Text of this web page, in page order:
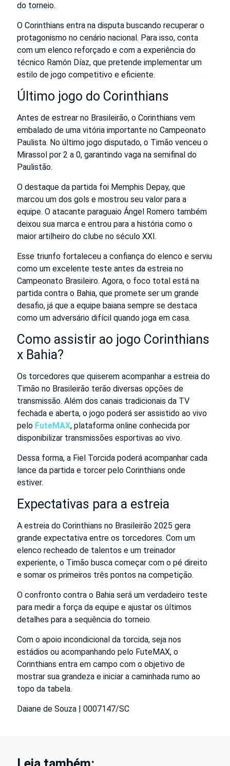
do torneio.
O Corinthians entra na disputa buscando recuperar o
protagonismo no cenário nacional. Para isso, conta
com um elenco reforçado e com a experiência do
técnico Ramón Díaz, que pretende implementar um
estilo de jogo competitivo e eficiente.
Último jogo do Corinthians
Antes de estrear no Brasileirão, o Corinthians vem
embalado de uma vitória importante no Campeonato
Paulista. No último jogo disputado, o Timão venceu o
Mirassol por 2 a 0, garantindo vaga na semifinal do
Paulistão.
O destaque da partida foi Memphis Depay, que
marcou um dos gols e mostrou seu valor para a
equipe. O atacante paraguaio Ángel Romero também
deixou sua marca e entrou para a história como o
maior artilheiro do clube no século XXI.
Esse triunfo fortaleceu a confiança do elenco e serviu
como um excelente teste antes da estreia no
Campeonato Brasileiro. Agora, o foco total está na
partida contra o Bahia, que promete ser um grande
desafio, já que a equipe baiana sempre se destaca
como um adversário difícil quando joga em casa.
Como assistir ao jogo Corinthians
x Bahia?
Os torcedores que quiserem acompanhar a estreia do
Timão no Brasileirão terão diversas opções de
transmissão. Além dos canais tradicionais da TV
fechada e aberta, o jogo poderá ser assistido ao vivo
pelo FuteMAX, plataforma online conhecida por
disponibilizar transmissões esportivas ao vivo.
Dessa forma, a Fiel Torcida poderá acompanhar cada
lance da partida e torcer pelo Corinthians onde
estiver.
Expectativas para a estreia
A estreia do Corinthians no Brasileirão 2025 gera
grande expectativa entre os torcedores. Com um
elenco recheado de talentos e um treinador
experiente, o Timão busca começar com o pé direito
e somar os primeiros três pontos na competição.
O confronto contra o Bahia será um verdadeiro teste
para medir a força da equipe e ajustar os últimos
detalhes para a sequência do torneio.
Com o apoio incondicional da torcida, seja nos
estádios ou acompanhando pelo FuteMAX, o
Corinthians entra em campo com o objetivo de
mostrar sua grandeza e iniciar a caminhada rumo ao
topo da tabela.
Daiane de Souza | 0007147/SC